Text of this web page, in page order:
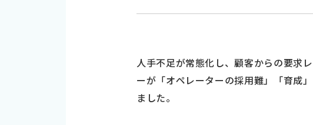
人手不足が常態化し、顧客からの要求
ーが「オペレーターの採用難」「育成
ました。